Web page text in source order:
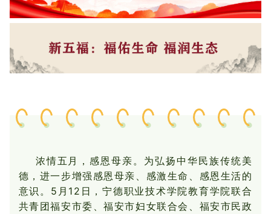
浓情五月，感恩母亲。为弘扬中华民族传统美
德，进一步增强感恩母亲、感激生命、感恩生活的
意识。5月12日，宁德职业技术学院教育学院联合
共青团福安市委、福安市妇女联合会、福安市民政